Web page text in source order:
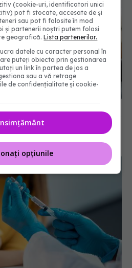
medic. Dr. Ingrid Gheorghe
prezentare imediată
(cookie-uri, identificatori unici
pot fi stocate, accesate de și
sau pot fi folosite în mod
și partenerii noștri putem folosi
geografică.Lista partenerilor.
datele cu caracter personal în
puteți obiecta prin gestionarea
un link în partea de jos a
sau a vă retrage
de confidențialitate și cookie-
opțiunile